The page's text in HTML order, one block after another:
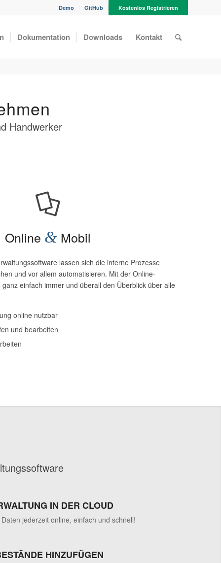
Demo GitHub Kostenlos Registrieren
Dokumentation Downloads Kontakt
Handwerker
Online &Mobil
lassen sich die interne Prozesse
und vor allem automatisieren. Mit der Online-
einfach immer und überall den Überblick über alle
online nutzbar
und bearbeiten
IN DER CLOUD
jederzeit online, einfach und schnell!
HINZUFÜGEN